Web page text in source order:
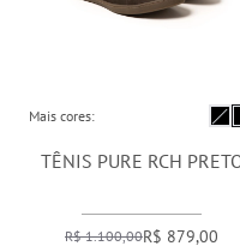
Mais cores:
TÊNIS PURE RCH
R$ 1.100,00R$ 879,00